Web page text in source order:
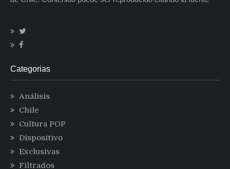
Categorias
Análisis
Chile
Cultura POP
Dispositivo
Exclusivas
Filtrados